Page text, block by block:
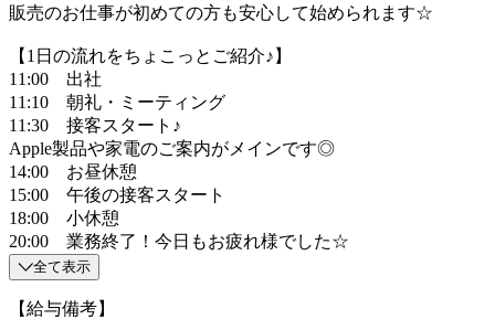
販売のお仕事が初めての方も安心して始められます☆
【1日の流れをちょこっとご紹介♪】
11:00 出社
11:10 朝礼・ミーティング
11:30 接客スタート♪
Apple製品や家電のご案内がメインです◎
14:00 お昼休憩
15:00 午後の接客スタート
18:00 小休憩
20:00 業務終了！今日もお疲れ様でした☆
全て表示
【給与備考】